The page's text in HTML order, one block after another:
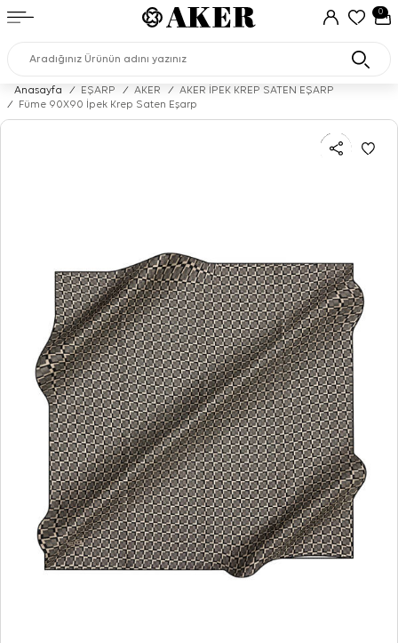
0
Anasayfa / EŞARP / AKER /
AKER İPEK KREP SATEN EŞARP
/
Füme 90X90 İpek Krep Saten Eşarp